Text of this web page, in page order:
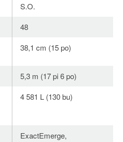
S.O.
48
38,1 cm (15 po)
5,3 m (17 pi 6 po)
4 581 L (130 bu)
ExactEmerge,